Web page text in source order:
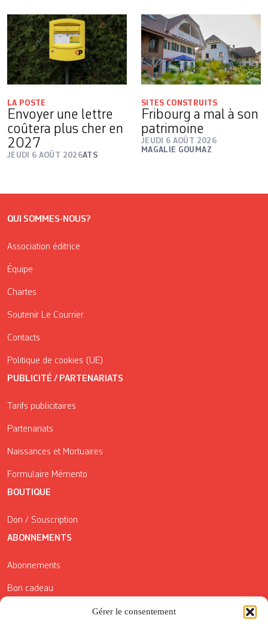
Gérer le consentement
LA POSTE
Envoyer une lettre
coûtera plus cher en
2027
JEUDI 6 AOÛT 2026ATS
SITES CONSTRUITS
Fribourg a mal à son
patrimoine
JEUDI 6 AOÛT 2026
MAGALIE GOUMAZ
QUI SOMMES-NOUS?
Association éditrice
Équipe
Chartes
Soutenir Le Courrier
Contacts
Politique de cookies (UE)
PUBLICITÉ / PARTENARIATS
Tarifs publicitaires
Partenariats
Naissances et Mortuaires
Formulaire Mémento
BOUTIQUE
Don / Souscription
ABONNEMENTS
Abonnements
Bon cadeau
Conditions générales de vente